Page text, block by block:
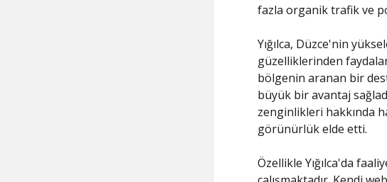
fazla organik trafik ve
Yığılca, Düzce'nin
güzelliklerinden
bölgenin aranan bir
büyük bir avantaj
zenginlikleri hakkında
görünürlük elde etti.
Özellikle Yığılca'da